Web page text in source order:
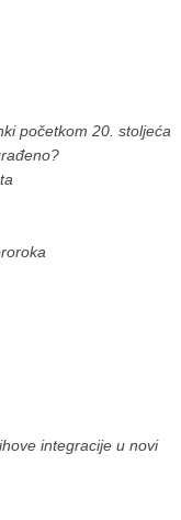
početkom 20. stoljeća
integracije u novi